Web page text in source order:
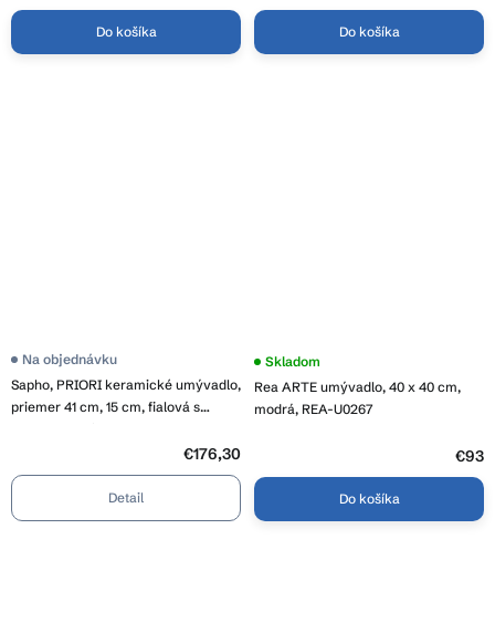
Do košíka Do košíka
Sapho, PRIORI keramické umývadlo,
priemer 41 cm, 15 cm, fialová s
Na objednávku
€176,30
Detail
Rea ARTE umývadlo, 40 x 40 cm,
modrá, REA-U0267
Skladom
€93
Do košíka